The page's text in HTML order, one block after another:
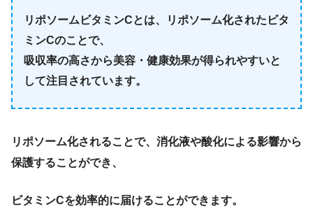
リポソームビタミンCとは、リポソーム化されたビタ
ミンCのことで、
吸収率の高さから美容・健康効果が得られやすいと
して注目されています。
リポソーム化されることで、消化液や酸化による影響から
保護することができ、
ビタミンCを効率的に届けることができます。